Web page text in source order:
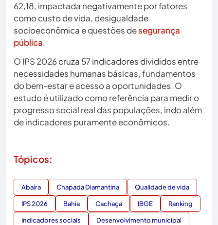
62,18, impactada negativamente por fatores
como custo de vida, desigualdade
socioeconômica e questões desegurança
pública.
O IPS 2026 cruza 57 indicadores divididos entre
necessidades humanas básicas, fundamentos
do bem-estar e acesso a oportunidades. O
estudo é utilizado como referência para medir o
progresso social real das populações, indo além
de indicadores puramente econômicos.
Tópicos:
Abaíra Chapada Diamantina Qualidade de vida
IPS 2026 Bahia Cachaça IBGE Ranking
Indicadores sociais Desenvolvimento municipal